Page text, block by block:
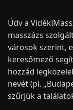
Üdv a
masszázs
városok szerint,
keresőmező
hozzád
nevét (pl.
szűrjük a